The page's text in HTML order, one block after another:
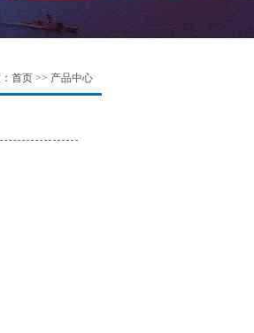
首页 >> 产品中心